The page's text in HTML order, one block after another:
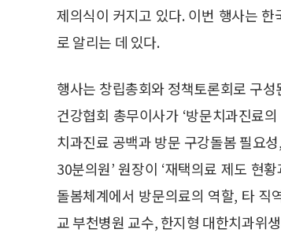
제의식이 커지고 있다. 이번 행사는
로 알리는 데 있다.
행사는 창립총회와 정책토론회로 구
건강협회 총무이사가 ‘방문치과진료
치과진료 공백과 방문 구강돌봄 필요
30분의원’ 원장이 ‘재택의료 제도 현
돌봄체계에서 방문의료의 역할, 타 직
교 부천병원 교수, 한지형 대한치과위